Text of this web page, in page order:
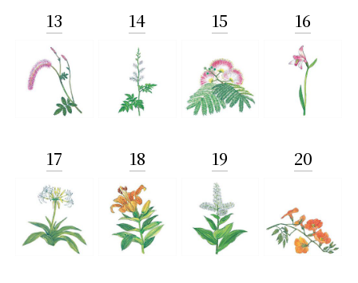
13 14 15 16
17 18 19 20